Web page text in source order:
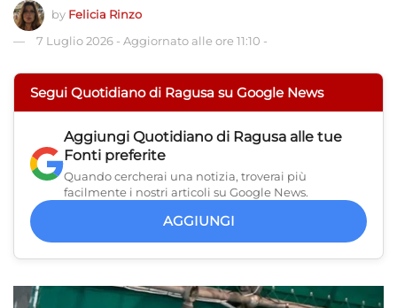
by Felicia Rinzo
7 Luglio 2026 - Aggiornato alle ore 11:10 -
Segui Quotidiano di Ragusa su Google News
Aggiungi Quotidiano di Ragusa alle tue
Fonti preferite
Quando cercherai una notizia, troverai più
facilmente i nostri articoli su Google News.
AGGIUNGI